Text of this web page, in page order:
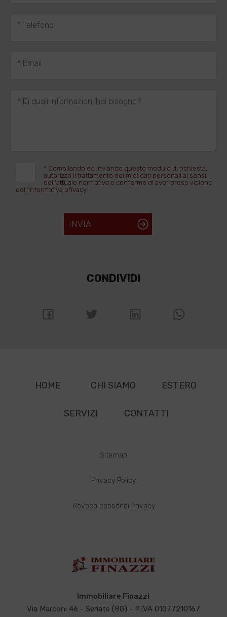
* Telefono
* Email
* Di quali informazioni hai bisogno?
* Compilando ed inviando questo modulo di richiesta,
autorizzo il trattamento dei miei dati personali ai sensi
dell'attuale normativa e confermo di aver preso visione
dell'informativa privacy.
INVIA
CONDIVIDI
HOME CHI SIAMO ESTERO
SERVIZI CONTATTI
Sitemap
Privacy Policy
Revoca consensi Privacy
Immobiliare Finazzi
Via Marconi 46 - Seriate (BG) - P.IVA 01077210167